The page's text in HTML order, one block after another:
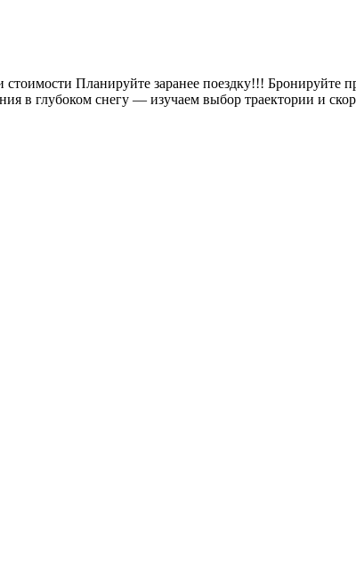
Планируйте заранее поездку!!! Бронируйте
в глубоком снегу — изучаем выбор траектории и